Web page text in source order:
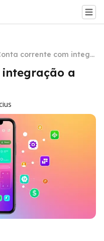
corrente com integr
ação a fintechs
a